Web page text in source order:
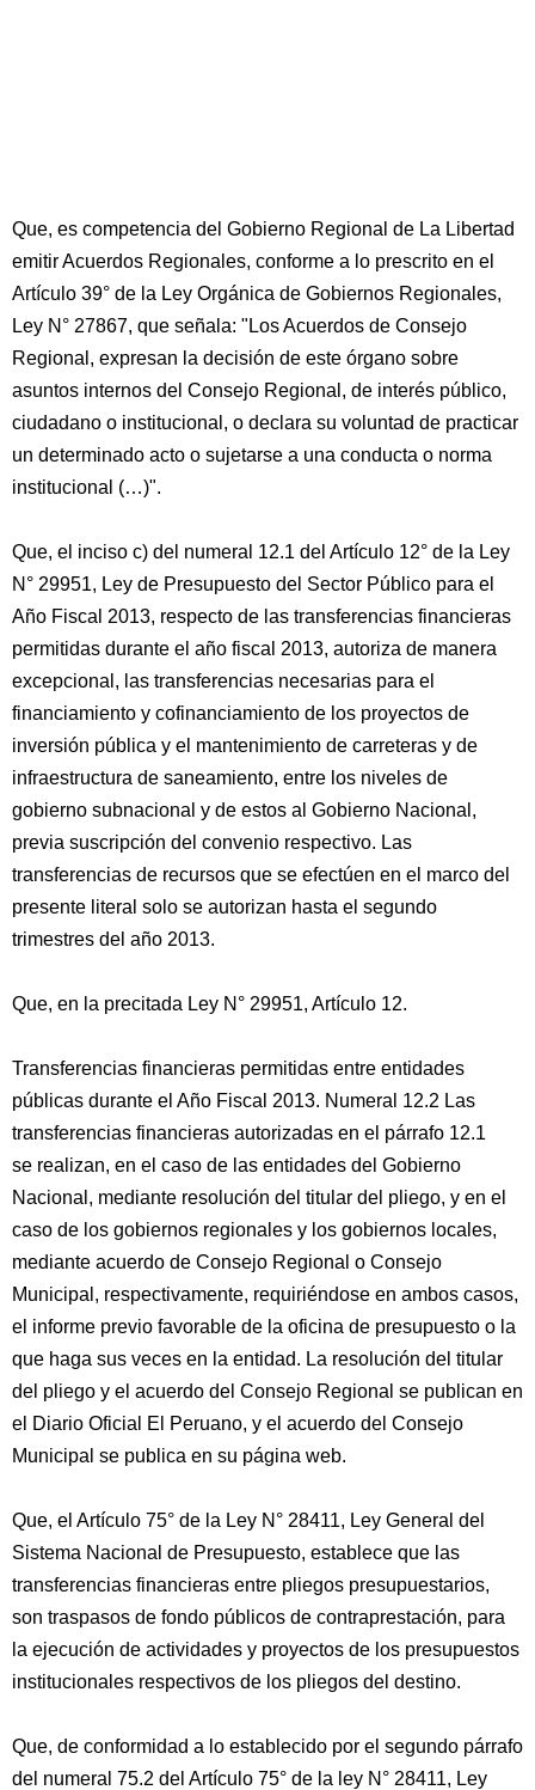
Que, es competencia del Gobierno Regional de La Libertad
emitir Acuerdos Regionales, conforme a lo prescrito en el
Artículo 39° de la Ley Orgánica de Gobiernos Regionales,
Ley N° 27867, que señala: "Los Acuerdos de Consejo
Regional, expresan la decisión de este órgano sobre
asuntos internos del Consejo Regional, de interés público,
ciudadano o institucional, o declara su voluntad de practicar
un determinado acto o sujetarse a una conducta o norma
institucional (…)".
Que, el inciso c) del numeral 12.1 del Artículo 12° de la Ley
N° 29951, Ley de Presupuesto del Sector Público para el
Año Fiscal 2013, respecto de las transferencias financieras
permitidas durante el año fiscal 2013, autoriza de manera
excepcional, las transferencias necesarias para el
financiamiento y cofinanciamiento de los proyectos de
inversión pública y el mantenimiento de carreteras y de
infraestructura de saneamiento, entre los niveles de
gobierno subnacional y de estos al Gobierno Nacional,
previa suscripción del convenio respectivo. Las
transferencias de recursos que se efectúen en el marco del
presente literal solo se autorizan hasta el segundo
trimestres del año 2013.
Que, en la precitada Ley N° 29951, Artículo 12.
Transferencias financieras permitidas entre entidades
públicas durante el Año Fiscal 2013. Numeral 12.2 Las
transferencias financieras autorizadas en el párrafo 12.1
se realizan, en el caso de las entidades del Gobierno
Nacional, mediante resolución del titular del pliego, y en el
caso de los gobiernos regionales y los gobiernos locales,
mediante acuerdo de Consejo Regional o Consejo
Municipal, respectivamente, requiriéndose en ambos casos,
el informe previo favorable de la oficina de presupuesto o la
que haga sus veces en la entidad. La resolución del titular
del pliego y el acuerdo del Consejo Regional se publican en
el Diario Oficial El Peruano, y el acuerdo del Consejo
Municipal se publica en su página web.
Que, el Artículo 75° de la Ley N° 28411, Ley General del
Sistema Nacional de Presupuesto, establece que las
transferencias financieras entre pliegos presupuestarios,
son traspasos de fondo públicos de contraprestación, para
la ejecución de actividades y proyectos de los presupuestos
institucionales respectivos de los pliegos del destino.
Que, de conformidad a lo establecido por el segundo párrafo
del numeral 75.2 del Artículo 75° de la ley N° 28411, Ley